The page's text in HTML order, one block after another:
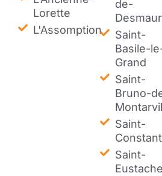
Lorette
L'Assomption
de-
Saint-
Basile-
Grand
Saint-
Bruno-
Saint-
Constant
Saint-
Eustache